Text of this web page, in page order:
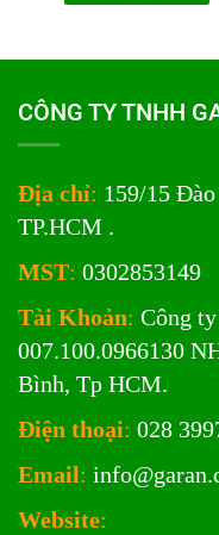
CÔNG TY TNHH
Địa chỉ: 159/15 Đào
TP.HCM .
MST: 0302853149
Tài Khoản: Công
007.100.0966130
Bình, Tp HCM.
Điện thoại: 028
Email:
Website: